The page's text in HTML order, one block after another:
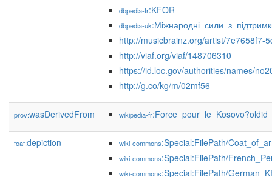
dbpedia-tr:KFOR
dbpedia-uk
http://musicbrainz.org/artist/7e7658f7-
http://viaf.org/viaf/148706310
https://id.loc.gov/authorities/names/
http://g.co/kg/m/02mf56
prov:wasDerivedFrom wikipedia-fr
foaf:depiction wiki-commons:Special:FilePath/
wiki-commons:Special:FilePath/
wiki-commons:Special:FilePath/